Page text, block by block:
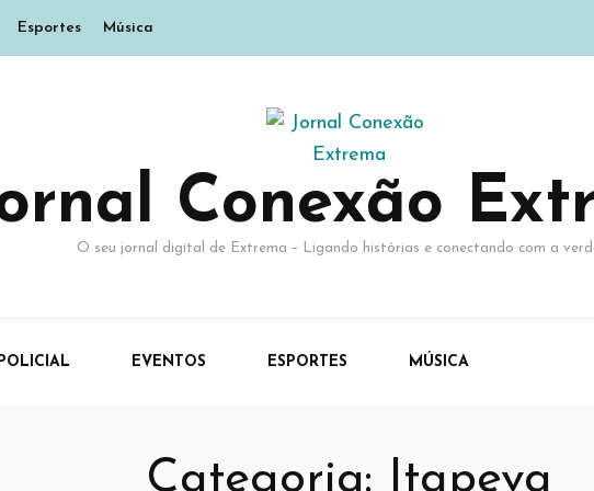
Esportes Música
Conexão
O seu jornal digital de Extrema – Ligando histórias e conectando com a
EVENTOS ESPORTES MÚSICA
Categoria: Itapeva